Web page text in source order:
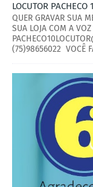
LOCUTOR PACHECO
QUER GRAVAR SUA
SUA LOJA COM A
(75)98656022 VOCÊ